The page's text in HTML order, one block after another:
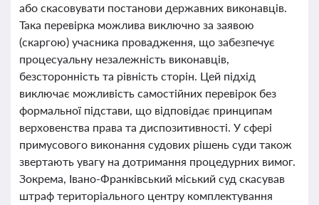
або скасовувати постанови державних виконавців.
Така перевірка можлива виключно за заявою
(скаргою) учасника провадження, що забезпечує
процесуальну незалежність виконавців,
безсторонність та рівність сторін. Цей підхід
виключає можливість самостійних перевірок без
формальної підстави, що відповідає принципам
верховенства права та диспозитивності. У сфері
примусового виконання судових рішень суди також
звертають увагу на дотримання процедурних вимог.
Зокрема, Івано-Франківський міський суд скасував
штраф територіального центру комплектування